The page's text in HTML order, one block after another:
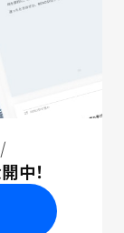
中！